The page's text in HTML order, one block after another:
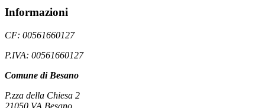
Informazioni
CF: 00561660127
P.IVA: 00561660127
Comune di Besano
P.zza della Chiesa 2
21050 VA Besano